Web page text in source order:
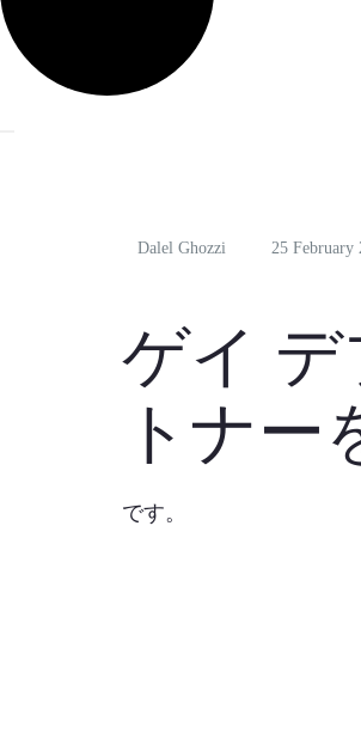
Dalel Ghozzi 25 February
ゲイ デ
トナー
です。